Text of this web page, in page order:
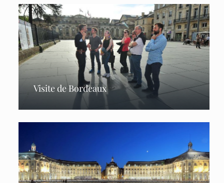
Visite de Bordeaux